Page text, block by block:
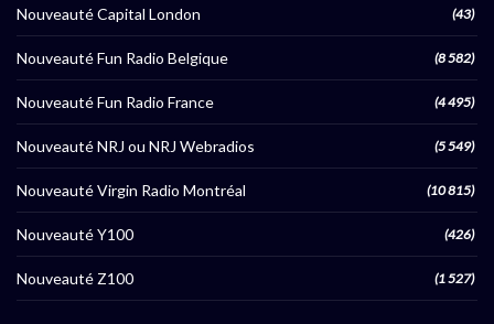
Nouveauté Capital London (43)
Nouveauté Fun Radio Belgique (8 582)
Nouveauté Fun Radio France (4 495)
Nouveauté NRJ ou NRJ Webradios (5 549)
Nouveauté Virgin Radio Montréal (10 815)
Nouveauté Y100 (426)
Nouveauté Z100 (1 527)